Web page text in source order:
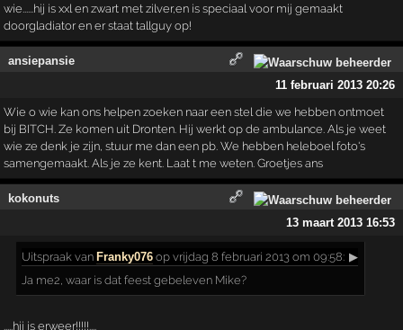
wie......hij is xxl en zwart met zilver,en is speciaal voor mij gemaakt
doorgladiator en er staat tallguy op!
ansiepansie
11 februari 2013 20:26
Wie o wie kan ons helpen zoeken naar een stel die we hebben ontmoet
bij BITCH. Ze komen uit Dronten. Hij werkt op de ambulance. Als je weet
wie ze denk je zijn, stuur me dan een pb. We hebben heleboel foto's
samengemaakt. Als je ze kent. Laat t me weten. Groetjes ans
kokonuts
13 maart 2013 16:53
Uitspraak van Franky076 op vrijdag 8 februari 2013 om 09:58: ▶
Ja me2, waar is dat feest gebeleven Mike?
.....hij is erweer!!!!!....